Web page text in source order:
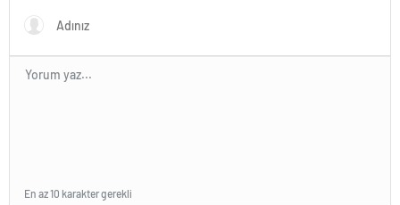
En az 10 karakter gerekli